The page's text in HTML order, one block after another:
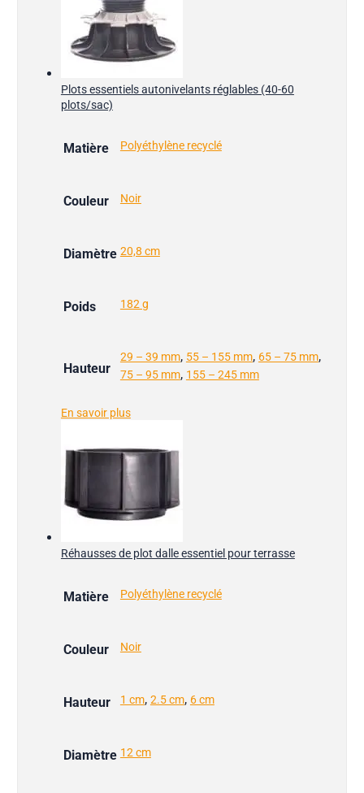
Plots essentiels autonivelants réglables (40-60
plots/sac)
Matière Polyéthylène recyclé
Couleur Noir
Diamètre 20,8 cm
Poids 182 g
Hauteur
29 – 39 mm, 55 – 155 mm, 65 – 75 mm,
75 – 95 mm, 155 – 245 mm
En savoir plus
Réhausses de plot dalle essentiel pour terrasse
Matière Polyéthylène recyclé
Couleur Noir
Hauteur 1 cm, 2.5 cm, 6 cm
Diamètre 12 cm